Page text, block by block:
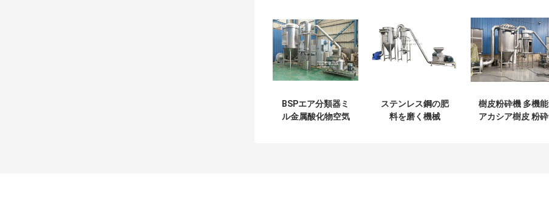
BSPエア分類器ミ
ル金属酸化物空気
ステンレス鋼の肥
料を磨く機械
樹皮粉砕機 多機能
アカシア樹皮 粉砕